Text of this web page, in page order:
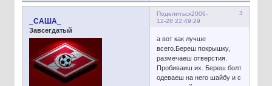
Поделиться 3
2006-
12-28 22:49:29
_САША_
Завсегдатый
а вот как лучше
всего.Береш покрышку,
размечаеш отверстия.
Пробиваиш их. Береш болт
одеваеш на него шайбу и с